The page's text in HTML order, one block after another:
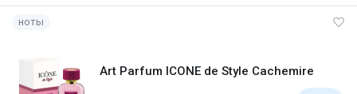
ноты
Art Parfum ICONE de Style Cachemire